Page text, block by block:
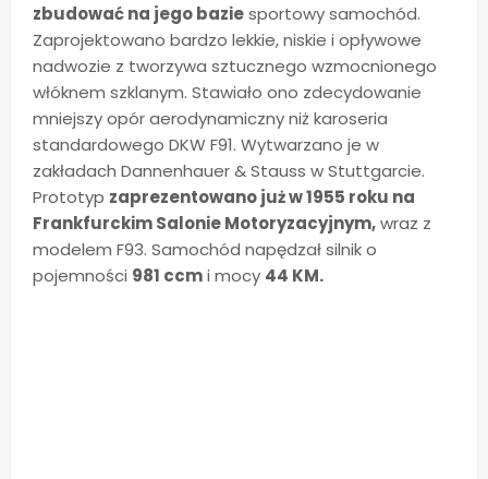
zbudować na jego baziesportowy samochód.
Zaprojektowano bardzo lekkie, niskie i opływowe
nadwozie z tworzywa sztucznego wzmocnionego
włóknem szklanym. Stawiało ono zdecydowanie
mniejszy opór aerodynamiczny niż karoseria
standardowego DKW F91. Wytwarzano je w
zakładach Dannenhauer & Stauss w Stuttgarcie.
Prototyp zaprezentowano już w 1955 roku na
Frankfurckim Salonie Motoryzacyjnym,wraz z
modelem F93. Samochód napędzał silnik o
pojemności 981 ccmi mocy 44 KM.